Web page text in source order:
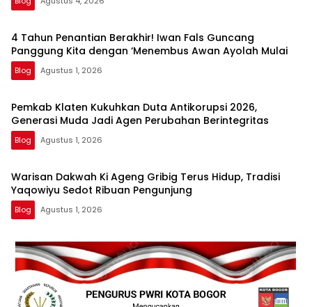
4 Tahun Penantian Berakhir! Iwan Fals Guncang
Panggung Kita dengan ‘Menembus Awan Ayolah Mulai
Blog Agustus 1, 2026
Pemkab Klaten Kukuhkan Duta Antikorupsi 2026,
Generasi Muda Jadi Agen Perubahan Berintegritas
Blog Agustus 1, 2026
Warisan Dakwah Ki Ageng Gribig Terus Hidup, Tradisi
Yaqowiyu Sedot Ribuan Pengunjung
Blog Agustus 1, 2026